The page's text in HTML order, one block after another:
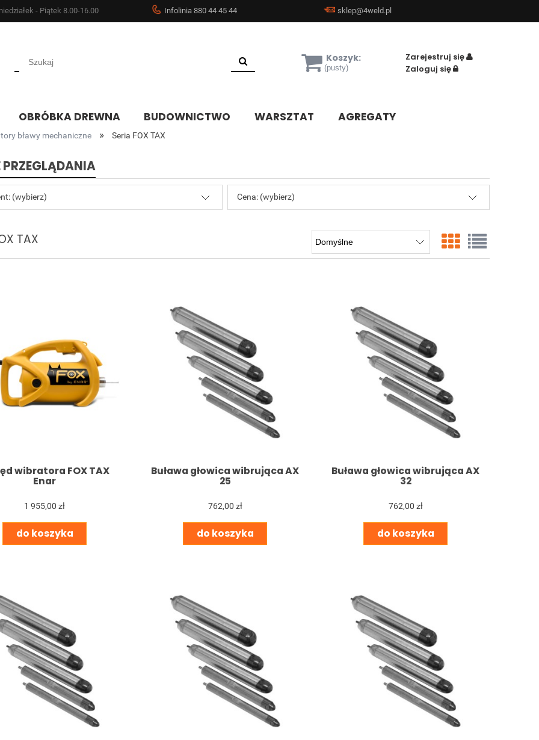
Zarejestruj się
Zaloguj się
Koszyk:
(pusty)
OBRÓBKA DREWNA BUDOWNICTWO WARSZTAT AGREGATY
bławy mechaniczne » Seria FOX TAX
- Piątek 8.00-16.00 Infolinia 880 44 45 44 sklep@4weld.pl
(wybierz) Cena: (wybierz)
TAX
wibratora FOX TAX
Enar
1 955,00 zł
do koszyka
Buława głowica wibrująca AX
25
762,00 zł
do koszyka
Buława głowica wibrująca AX
32
762,00 zł
do koszyka